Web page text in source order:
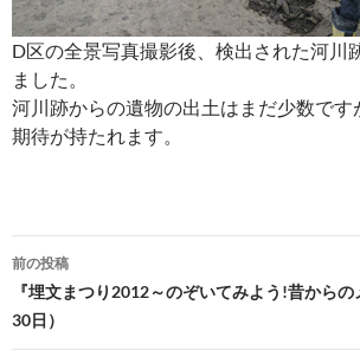
D区の全景写真撮影後、検出された河川
ました。
河川跡からの遺物の出土はまだ少数です
期待が持たれます。
投
稿
ナ
前の投稿
『埋文まつり2012～のぞいてみよう!昔から
30日）